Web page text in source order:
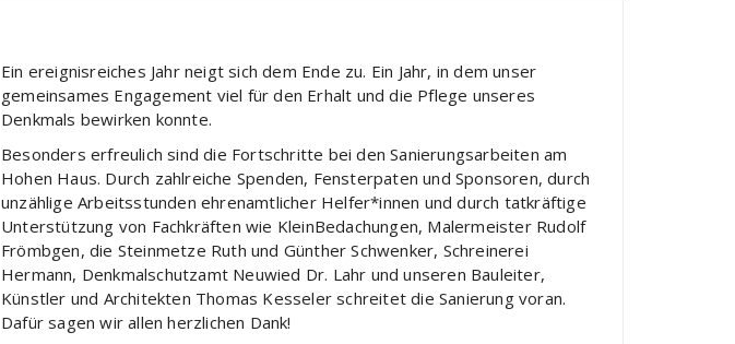
Ein ereignisreiches Jahr neigt sich dem Ende zu. Ein Jahr, in dem unser
gemeinsames Engagement viel für den Erhalt und die Pflege unseres
Denkmals bewirken konnte.
Besonders erfreulich sind die Fortschritte bei den Sanierungsarbeiten am
Hohen Haus. Durch zahlreiche Spenden, Fensterpaten und Sponsoren, durch
unzählige Arbeitsstunden ehrenamtlicher Helfer*innen und durch tatkräftige
Unterstützung von Fachkräften wie KleinBedachungen, Malermeister Rudolf
Frömbgen, die Steinmetze Ruth und Günther Schwenker, Schreinerei
Hermann, Denkmalschutzamt Neuwied Dr. Lahr und unseren Bauleiter,
Künstler und Architekten Thomas Kesseler schreitet die Sanierung voran.
Dafür sagen wir allen herzlichen Dank!